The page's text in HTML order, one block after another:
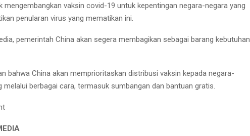
mengembangkan vaksin covid-19 untuk kepentingan negara-negara yang
penularan virus yang mematikan ini.
pemerintah China akan segera membagikan sebagai barang kebutuhan
bahwa China akan memprioritaskan distribusi vaksin kepada negara-
melalui berbagai cara, termasuk sumbangan dan bantuan gratis.